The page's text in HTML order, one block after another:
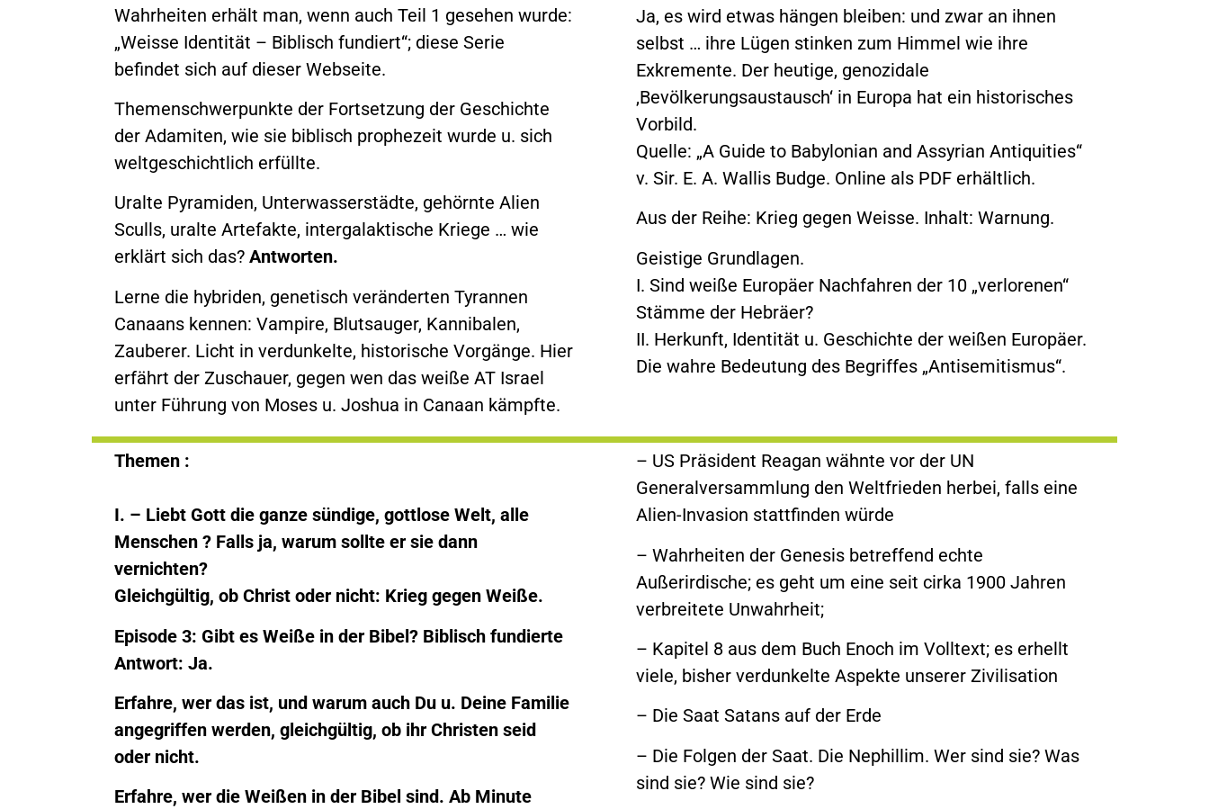
Wahrheiten erhält man, wenn auch Teil 1 gesehen wurde:
„Weisse Identität – Biblisch fundiert“; diese Serie
befindet sich auf dieser Webseite.
Themenschwerpunkte der Fortsetzung der Geschichte
der Adamiten, wie sie biblisch prophezeit wurde u. sich
weltgeschichtlich erfüllte.
Uralte Pyramiden, Unterwasserstädte, gehörnte Alien
Sculls, uralte Artefakte, intergalaktische Kriege … wie
erklärt sich das? Antworten.
Lerne die hybriden, genetisch veränderten Tyrannen
Canaans kennen: Vampire, Blutsauger, Kannibalen,
Zauberer. Licht in verdunkelte, historische Vorgänge. Hier
erfährt der Zuschauer, gegen wen das weiße AT Israel
unter Führung von Moses u. Joshua in Canaan kämpfte.
Ja, es wird etwas hängen bleiben: und zwar an ihnen
selbst … ihre Lügen stinken zum Himmel wie ihre
Exkremente. Der heutige, genozidale
‚Bevölkerungsaustausch‘ in Europa hat ein historisches
Vorbild.
Quelle: „A Guide to Babylonian and Assyrian Antiquities“
v. Sir. E. A. Wallis Budge. Online als PDF erhältlich.
Aus der Reihe: Krieg gegen Weisse. Inhalt: Warnung.
Geistige Grundlagen.
I. Sind weiße Europäer Nachfahren der 10 „verlorenen“
Stämme der Hebräer?
II. Herkunft, Identität u. Geschichte der weißen Europäer.
Die wahre Bedeutung des Begriffes „Antisemitismus“.
Themen :
I. – Liebt Gott die ganze sündige, gottlose Welt, alle
Menschen ? Falls ja, warum sollte er sie dann
vernichten?
Gleichgültig, ob Christ oder nicht: Krieg gegen Weiße.
Episode 3: Gibt es Weiße in der Bibel? Biblisch fundierte
Antwort: Ja.
Erfahre, wer das ist, und warum auch Du u. Deine Familie
angegriffen werden, gleichgültig, ob ihr Christen seid
oder nicht.
Erfahre, wer die Weißen in der Bibel sind. Ab Minute
– US Präsident Reagan wähnte vor der UN
Generalversammlung den Weltfrieden herbei, falls eine
Alien-Invasion stattfinden würde
– Wahrheiten der Genesis betreffend echte
Außerirdische; es geht um eine seit cirka 1900 Jahren
verbreitete Unwahrheit;
– Kapitel 8 aus dem Buch Enoch im Volltext; es erhellt
viele, bisher verdunkelte Aspekte unserer Zivilisation
– Die Saat Satans auf der Erde
– Die Folgen der Saat. Die Nephillim. Wer sind sie? Was
sind sie? Wie sind sie?